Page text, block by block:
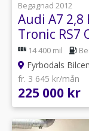
Begagnad 2012
Audi A7 2,8
Tronic RS7
14 400 mil
Fyrbodals
fr. 3 645 kr/mån
225 000 kr